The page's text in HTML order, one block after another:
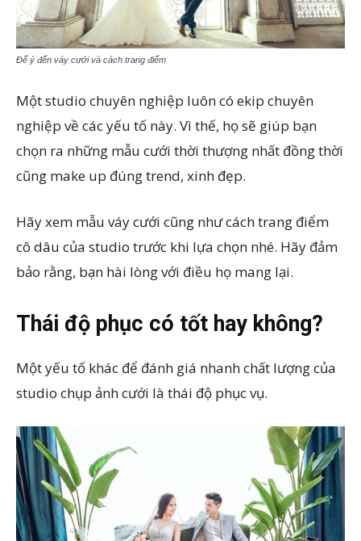
Để ý đến váy cưới và cách trang điểm
Một studio chuyên nghiệp luôn có ekip chuyên
nghiệp về các yếu tố này. Vì thế, họ sẽ giúp bạn
chọn ra những mẫu cưới thời thượng nhất đồng thời
cũng make up đúng trend, xinh đẹp.
Hãy xem mẫu váy cưới cũng như cách trang điểm
cô dâu của studio trước khi lựa chọn nhé. Hãy đảm
bảo rằng, bạn hài lòng với điều họ mang lại.
Thái độ phục có tốt hay không?
Một yếu tố khác để đánh giá nhanh chất lượng của
studio chụp ảnh cưới là thái độ phục vụ.